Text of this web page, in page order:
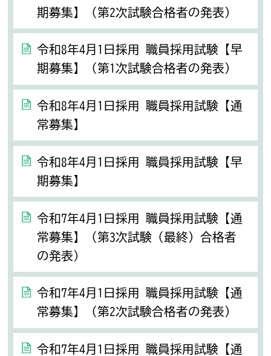
期募集】（第2次試験合格者の発表）
令和8年4月1日採用 職員採用試験【早
期募集】（第1次試験合格者の発表）
令和8年4月1日採用 職員採用試験【通
常募集】
令和8年4月1日採用 職員採用試験【早
期募集】
令和7年4月1日採用 職員採用試験【通
常募集】（第3次試験（最終）合格者
の発表）
令和7年4月1日採用 職員採用試験【通
常募集】（第2次試験合格者の発表）
令和7年4月1日採用 職員採用試験【通